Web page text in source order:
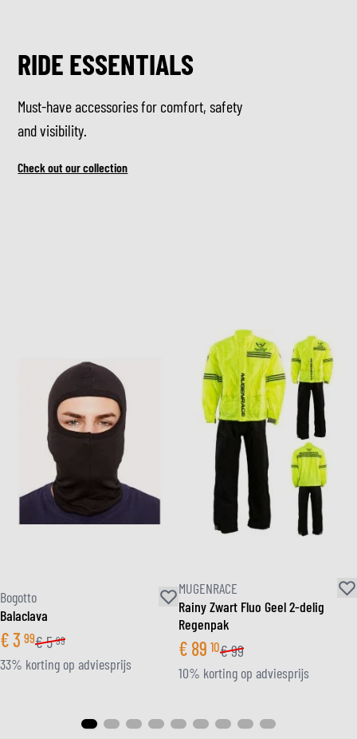
RIDE ESSENTIALS
Must-have accessories for comfort, safety
and visibility.
Check out our collection
Bogotto
Balaclava
€3 99€5 99
33% korting op adviesprijs
MUGENRACE
Rainy Zwart Fluo Geel 2-delig
Regenpak
€ 89 10€99
10% korting op adviesprijs